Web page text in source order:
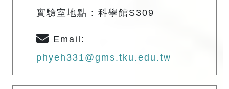
實驗室地點 : 科學館S309
Email:
phyeh331@gms.tku.edu.tw